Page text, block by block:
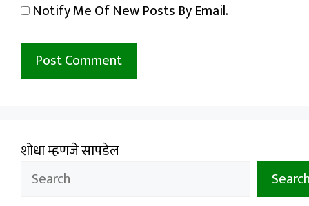
Notify Me Of New Posts By Email.
शोधा म्हणजे सापडेल